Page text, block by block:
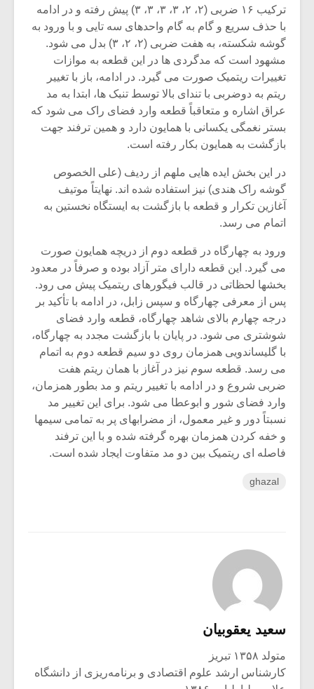
ترکیب ۱۶ ضربی (۲، ۲، ۳، ۳، ۳، ۳) پیش رفته و در ادامه
با حذف سریع و گام به گام واحدهای سه تایی و با ورود به
گوشه شکسته، به هفت ضربی (۲، ۲، ۳) بدل می شود.
مشهود است که مدگردی ها در این قطعه به موازات
تغییرات ریتمیک صورت می گیرد. در ادامه، باز با تغییر
ریتم به دوضربی با تندای بالا توسط تنبک ها، ابتدا به مد
عراق اشاره و متعاقباً قطعه وارد فضای راک می شود که
بستر نغمگی یکسانی با همایون دارد و همین ترفند جهت
بازگشت به همایون بکار رفته است.
در این بخش ایده هایی ملهم از ردیف (علی الخصوص
گوشه راک هندی) نیز استفاده شده اند. نهایتاً موتیف
آغازین تکرار و قطعه با بازگشت به ایستگاه نخستین به
اتمام می رسد.
ورود به چهارگاه در قطعه دوم از دریچه همایون صورت
می گیرد. این قطعه دارای متر آزاد بوده و صرفاً در معدود
بخشها لحظاتی در قالب فیگورهای ریتمیک پیش می رود.
پس از معرفی چهارگاه و سپس زابل، در ادامه با تأکید بر
درجه چهارم بالای شاهد چهارگاه، قطعه وارد فضای
شوشتری می شود. در پایان با بازگشت مجدد به چهارگاه،
با گلیساندویی همزمان روی دو سیم قطعه دوم به اتمام
می رسد. قطعه سوم نیز در آغاز با همان ریتم هفت
ضربی شروع و در ادامه با تغییر ریتم و مد بطور همزمان،
وارد فضای شور و ابوعطا می شود. برای این تغییر مد
نسبتاً دور و غیر معمول، از مضرابهای پر به تمامی سیمها
و خفه کردن همزمان بهره گرفته شده و با این ترفند
فاصله ای ریتمیک بین دو مد متفاوت ایجاد شده است.
ghazal
سعید یعقوبیان
متولد ۱۳۵۸ تبریز
کارشناس ارشد علوم اقتصادی و برنامه‌ریزی از دانشگاه